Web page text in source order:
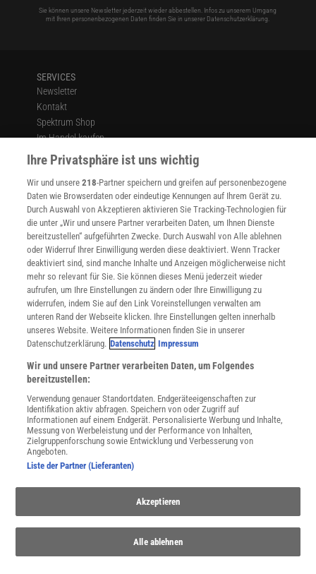
Sie können unsere Newsletter jederzeit wieder abbestellen. Infos zu unserem Umgang
mit Ihren personenbezogenen Daten finden Sie in unserer Datenschutzerklärung
SERVICES
Newsletter
Kontakt
Spektrum Shop
Im Handel kaufen
Presse
Verträge kündigen
Widerruf
INFO
Mediadaten
Datenschutz
Nutzungsbedingungen
Cookie-Einstellungen
Utiq verwalten
Nutzungsbasierte Onlinewerbung
Alle Artikel
Impressum
Angebote für Schulen
Angebote für Institutionen
Sprachen lernen mit Gymglish
Lexika
Für Spektrum schreiben
Zugänglichkeitserklärung
WEBSEITEN
KielSCN
Wissenschaft in die Schulen
SciLogs
Ihre Privatsphäre ist uns wichtig
Wir und unsere218-Partner speichern und greifen auf personenbezogene
Daten wie Browserdaten oder eindeutige Kennungen auf Ihrem Gerät zu.
Durch Auswahl von Akzeptieren aktivieren Sie Tracking-Technologien für
die unter „Wir und unsere Partner verarbeiten Daten, um Ihnen Dienste
bereitzustellen“ aufgeführten Zwecke. Durch Auswahl von Alle ablehnen
oder Widerruf Ihrer Einwilligung werden diese deaktiviert. Wenn Tracker
deaktiviert sind, sind manche Inhalte und Anzeigen möglicherweise nicht
mehr so relevant für Sie. Sie können dieses Menü jederzeit wieder
aufrufen, um Ihre Einstellungen zu ändern oder Ihre Einwilligung zu
widerrufen, indem Sie auf den Link Voreinstellungen verwalten am
unteren Rand der Webseite klicken. Ihre Einstellungen gelten innerhalb
unseres Website. Weitere Informationen finden Sie in unserer
Datenschutzerklärung. Datenschutz Impressum
Wir und unsere Partner verarbeiten Daten, um Folgendes
bereitzustellen:
Verwendung genauer Standortdaten. Endgeräteeigenschaften zur
Identifikation aktiv abfragen. Speichern von oder Zugriff auf
Informationen auf einem Endgerät. Personalisierte Werbung und Inhalte,
Messung von Werbeleistung und der Performance von Inhalten,
Zielgruppenforschung sowie Entwicklung und Verbesserung von
Angeboten.
Liste der Partner (Lieferanten)
Akzeptieren
Alle ablehnen